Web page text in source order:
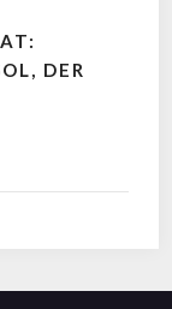
DER